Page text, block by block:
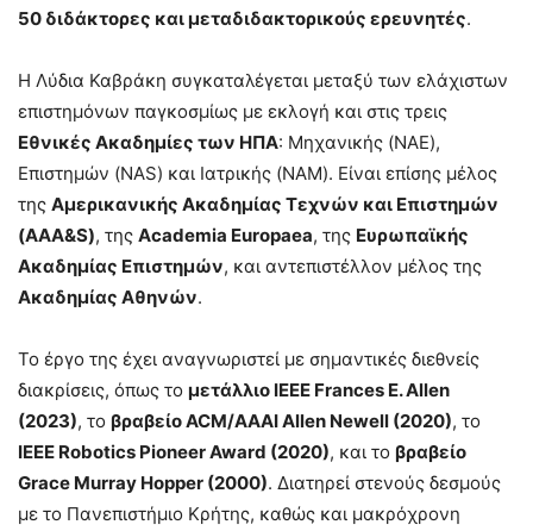
50 διδάκτορες και μεταδιδακτορικούς ερευνητές.
Η Λύδια Καβράκη συγκαταλέγεται μεταξύ των ελάχιστων
επιστημόνων παγκοσμίως με εκλογή και στις τρεις
Εθνικές Ακαδημίες των ΗΠΑ: Μηχανικής (NAE),
Επιστημών (NAS) και Ιατρικής (NAM). Είναι επίσης μέλος
της Αμερικανικής Ακαδημίας Τεχνών και Επιστημών
(AAA&S), της Academia Europaea, της Ευρωπαϊκής
Ακαδημίας Επιστημών, και αντεπιστέλλον μέλος της
Ακαδημίας Αθηνών.
Το έργο της έχει αναγνωριστεί με σημαντικές διεθνείς
διακρίσεις, όπως το μετάλλιο IEEE Frances E. Allen
(2023), το βραβείο ACM/AAAI Allen Newell (2020), το
IEEE Robotics Pioneer Award (2020), και το βραβείο
Grace Murray Hopper (2000). Διατηρεί στενούς δεσμούς
με το Πανεπιστήμιο Κρήτης, καθώς και μακρόχρονη